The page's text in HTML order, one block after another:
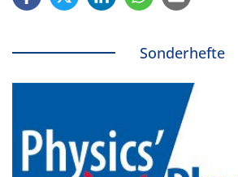
Sonderhefte